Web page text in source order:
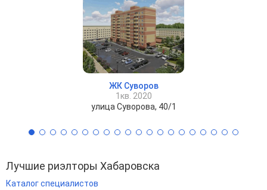
ЖК Суворов
1кв. 2020
улица Суворова, 40/1
Лучшие риэлторы Хабаровска
Каталог специалистов